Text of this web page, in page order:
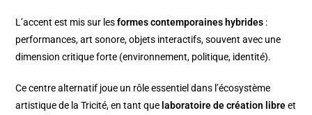
L’accent est mis sur lesformes contemporaines hybrides :
performances, art sonore, objets interactifs, souvent avec une
dimension critique forte (environnement, politique, identité).
Ce centre alternatif joue un rôle essentiel dans l’écosystème
artistique de la Tricité, en tant que laboratoire de création libreet